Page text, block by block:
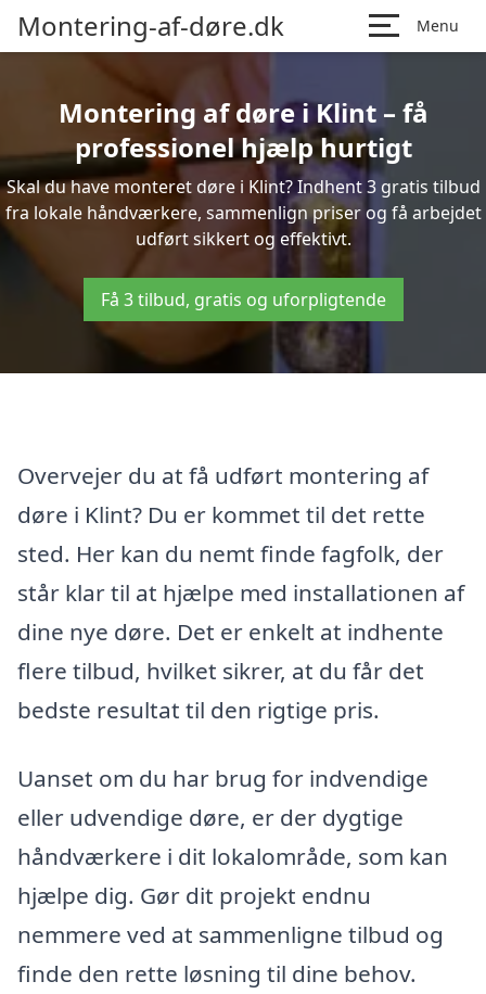
Montering-af-døre.dk Menu
Montering af døre i Klint – få
professionel hjælp hurtigt
Skal du have monteret døre i Klint? Indhent 3 gratis tilbud
fra lokale håndværkere, sammenlign priser og få arbejdet
udført sikkert og effektivt.
Få 3 tilbud, gratis og uforpligtende
Overvejer du at få udført montering af
døre i Klint? Du er kommet til det rette
sted. Her kan du nemt finde fagfolk, der
står klar til at hjælpe med installationen af
dine nye døre. Det er enkelt at indhente
flere tilbud, hvilket sikrer, at du får det
bedste resultat til den rigtige pris.
Uanset om du har brug for indvendige
eller udvendige døre, er der dygtige
håndværkere i dit lokalområde, som kan
hjælpe dig. Gør dit projekt endnu
nemmere ved at sammenligne tilbud og
finde den rette løsning til dine behov.